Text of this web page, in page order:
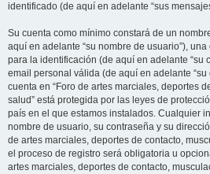
identificado (de aquí en adelante “sus
Su cuenta como mínimo constará de un
aquí en adelante “su nombre de usuario”),
para la identificación (de aquí en adelante “su
email personal válida (de aquí en adelante “su
cuenta en “Foro de artes marciales, deportes
salud” está protegida por las leyes de
país en el que estamos instalados. Cualquier
nombre de usuario, su contraseña y su
de artes marciales, deportes de contacto,
el proceso de registro será obligatoria u
artes marciales, deportes de contacto,